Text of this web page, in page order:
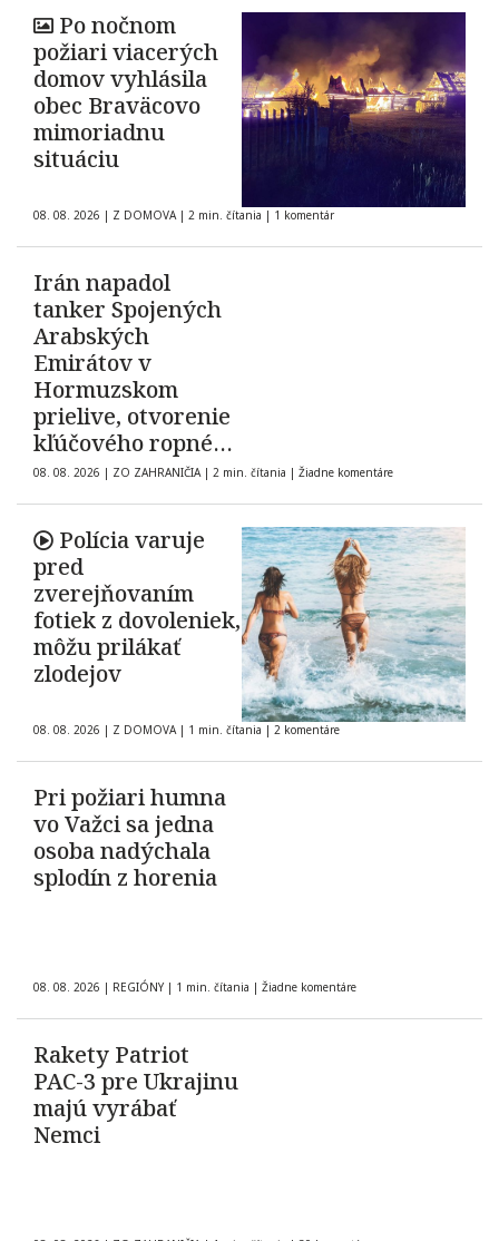
Po nočnom
požiari viacerých
domov vyhlásila
obec Braväcovo
mimoriadnu
situáciu
08. 08. 2026 | Z DOMOVA | 2 min. čítania | 1 komentár
Irán napadol
tanker Spojených
Arabských
Emirátov v
Hormuzskom
prielive, otvorenie
kľúčového ropného
koridoru ostáva
neisté
08. 08. 2026 | ZO ZAHRANIČIA | 2 min. čítania | Žiadne komentáre
Polícia varuje
pred
zverejňovaním
fotiek z dovoleniek,
môžu prilákať
zlodejov
08. 08. 2026 | Z DOMOVA | 1 min. čítania | 2 komentáre
Pri požiari humna
vo Važci sa jedna
osoba nadýchala
splodín z horenia
08. 08. 2026 | REGIÓNY | 1 min. čítania | Žiadne komentáre
Rakety Patriot
PAC-3 pre Ukrajinu
majú vyrábať
Nemci